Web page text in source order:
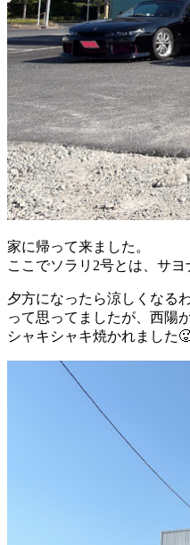
家に帰って来ました。
ここでソラリ2号とは、サヨ
夕方になったら涼しくなる
って思ってましたが、西陽
シャキシャキ焼かれました